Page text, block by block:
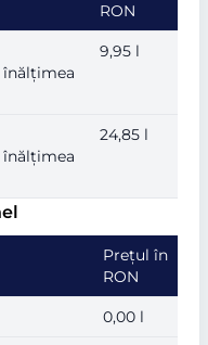
RON
înălțimea
9,95 l
înălțimea
24,85 l
Prețul în
RON
0,00 l